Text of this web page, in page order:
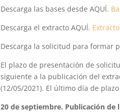
Descarga las bases desde AQUÍ.
Descarga el extracto AQUÍ.
Descarga la solicitud para formar
El plazo de presentación de
siguiente a la publicación del
(12/05/2021). El último día de
20 de septiembre. Publicación de